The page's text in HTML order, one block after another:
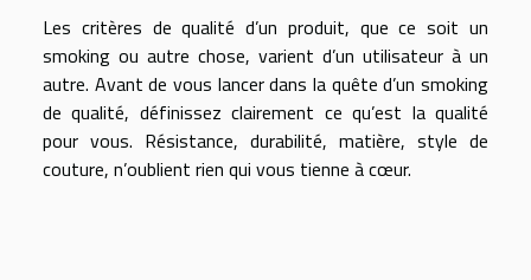
Les critères de qualité d’un produit, que ce soit un
smoking ou autre chose, varient d’un utilisateur à un
autre. Avant de vous lancer dans la quête d’un smoking
de qualité, définissez clairement ce qu’est la qualité
pour vous. Résistance, durabilité, matière, style de
couture, n’oublient rien qui vous tienne à cœur.